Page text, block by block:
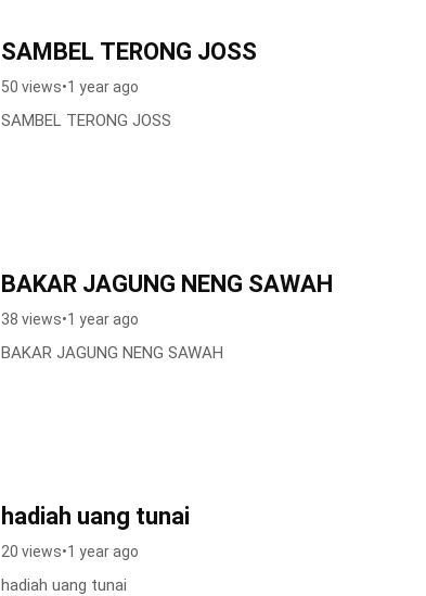
SAMBEL TERONG JOSS
50 views•1 year ago
SAMBEL TERONG JOSS
BAKAR JAGUNG NENG SAWAH
38 views•1 year ago
BAKAR JAGUNG NENG SAWAH
hadiah uang tunai
20 views•1 year ago
hadiah uang tunai